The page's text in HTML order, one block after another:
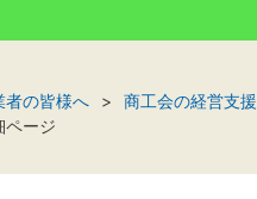
者の皆様へ 商工会の経営支援
ページ